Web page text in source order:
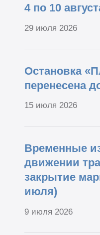
4 по 10
29 июля 2026
Остановка
перенесена
15 июля 2026
Временные
движении
закрытие
июля)
9 июля 2026